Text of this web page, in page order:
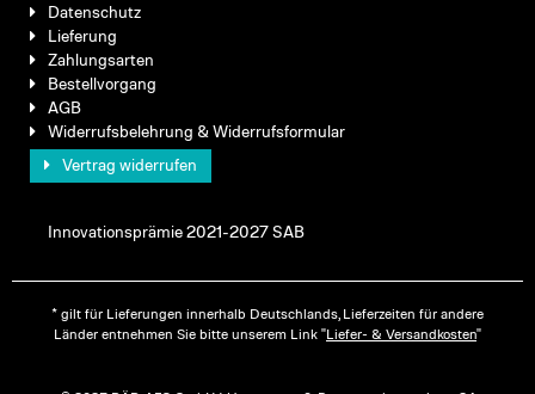
Datenschutz
Lieferung
Zahlungsarten
Bestellvorgang
AGB
Widerrufsbelehrung & Widerrufsformular
Vertrag widerrufen
Innovationsprämie 2021-2027 SAB
* gilt für Lieferungen innerhalb Deutschlands, Lieferzeiten für andere
Länder entnehmen Sie bitte unserem Link "Liefer- & Versandkosten"